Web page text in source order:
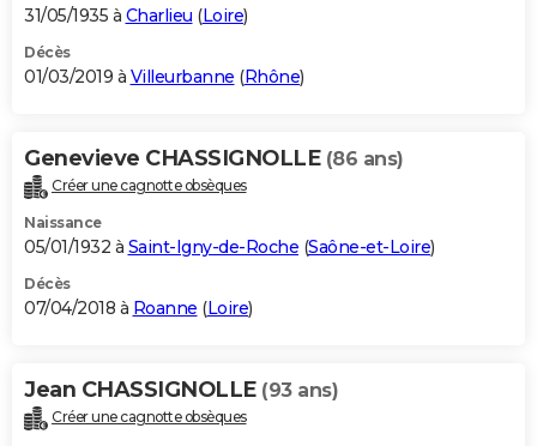
31/05/1935 à Charlieu (Loire)
Décès
01/03/2019 à Villeurbanne (Rhône)
Genevieve CHASSIGNOLLE (86 ans)
Créer une cagnotte obsèques
Naissance
05/01/1932 à Saint-Igny-de-Roche (Saône-et-Loire)
Décès
07/04/2018 à Roanne (Loire)
Jean CHASSIGNOLLE (93 ans)
Créer une cagnotte obsèques